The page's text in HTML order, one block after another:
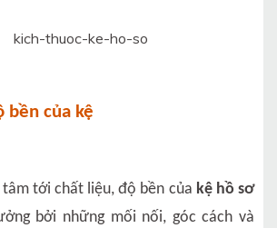
bền của kệ
tâm tới chất liệu, độ bền của kệ hồ sơ
bởi những mối nối, góc cách và